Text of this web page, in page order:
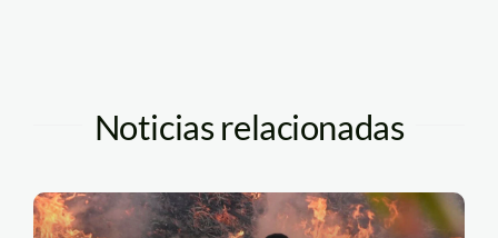
Noticias relacionadas